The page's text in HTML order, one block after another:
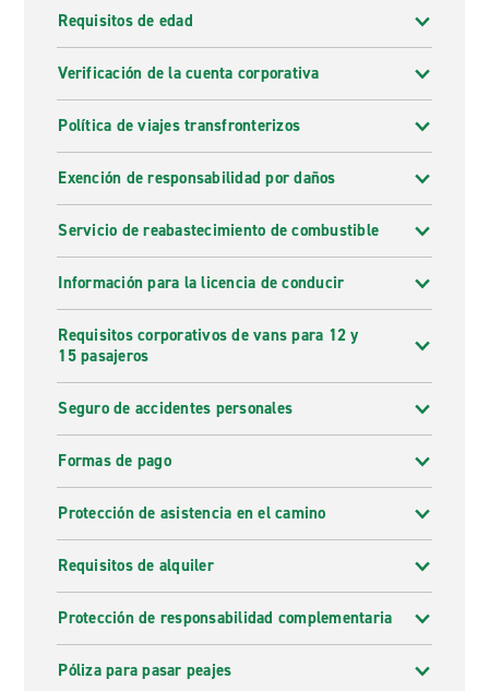
Requisitos de edad
Verificación de la cuenta corporativa
Política de viajes transfronterizos
Exención de responsabilidad por daños
Servicio de reabastecimiento de combustible
Información para la licencia de conducir
Requisitos corporativos de vans para 12 y
15 pasajeros
Seguro de accidentes personales
Formas de pago
Protección de asistencia en el camino
Requisitos de alquiler
Protección de responsabilidad complementaria
Póliza para pasar peajes